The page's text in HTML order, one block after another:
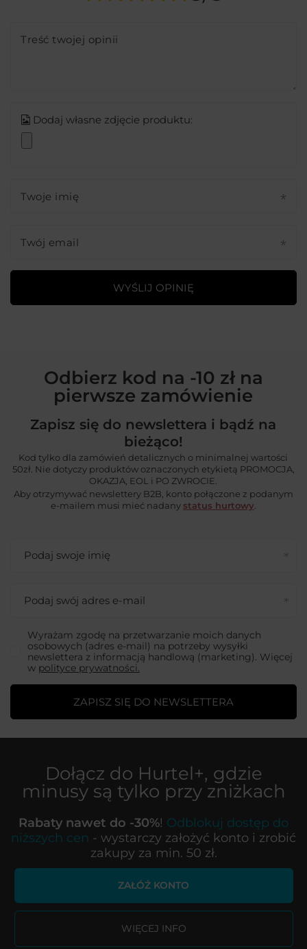
Treść twojej opinii
Dodaj własne zdjęcie produktu:
Twoje imię
Twój email
WYŚLIJ OPINIĘ
Odbierz kod na -10 zł na
pierwsze zamówienie
Zapisz się do newslettera i bądź na
bieżąco!
Kod tylko dla zamówień detalicznych o minimalnej wartości
50zł. Nie dotyczy produktów oznaczonych etykietą PROMOCJA,
OKAZJA, EOL i PO ZWROCIE.
Aby otrzymywać newslettery B2B, konto połączone z podanym
e-mailem musi mieć nadany status hurtowy
Podaj swoje imię
Podaj swój adres e-mail
Wyrażam zgodę na przetwarzanie moich danych
osobowych (adres e-mail) na potrzeby wysyłki
newslettera z informacją handlową (marketing). Więcej
w polityce prywatności.
ZAPISZ SIĘ DO NEWSLETTERA
Dołącz do Hurtel+, gdzie
minusy są tylko przy zniżkach
Rabaty nawet do -30%! Odblokuj dostęp do
niższych cen - wystarczy założyć konto i zrobić
zakupy za min. 50 zł.
ZAŁÓŻ KONTO
WIĘCEJ INFO